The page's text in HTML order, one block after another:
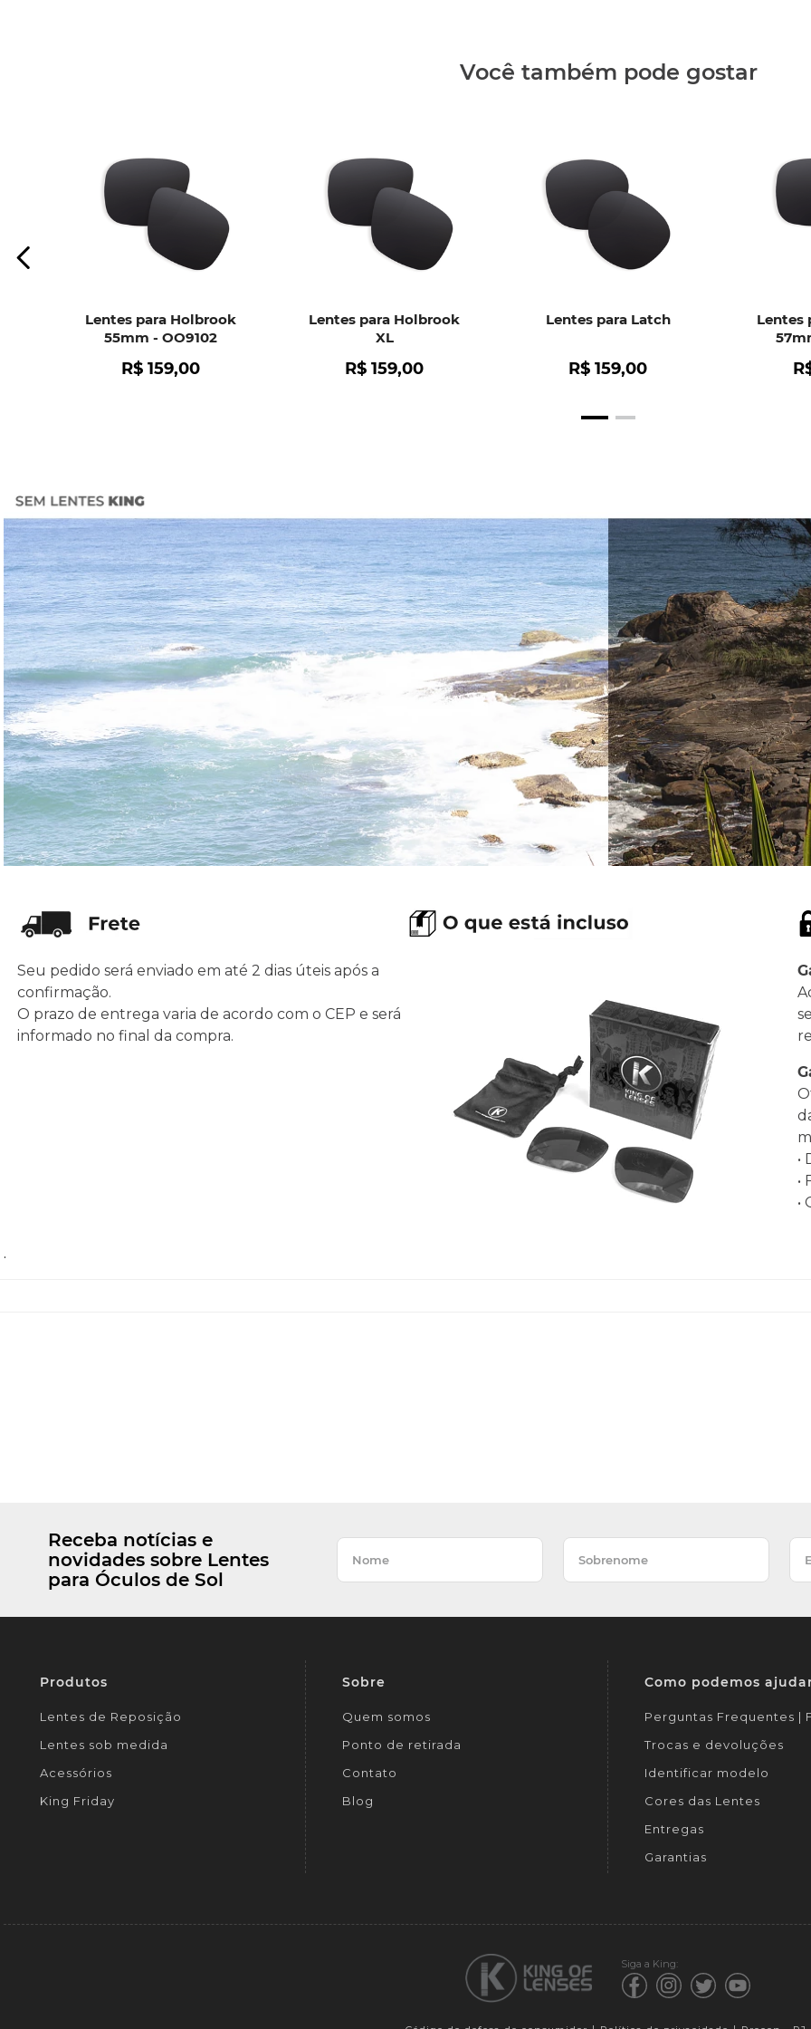
Você também pode gostar
Lentes para Holbrook
55mm - OO9102
R$ 159,00
Lentes para Holbrook
XL
R$ 159,00
Lentes para Latch
R$ 159,00
Lentes
Seu pedido será enviado em até 2 dias úteis após a
confirmação.
O prazo de entrega varia de acordo com o CEP e será
informado no final da compra.
•
•
•
.
Receba notícias e
novidades sobre Lentes
para Óculos de Sol
Produtos
Lentes de Reposição
Lentes sob medida
Acessórios
King Friday
Sobre
Quem somos
Ponto de retirada
Contato
Blog
Como podemos
Perguntas Frequentes |
Trocas e devoluções
Identificar modelo
Cores das Lentes
Entregas
Garantias
Siga a King: